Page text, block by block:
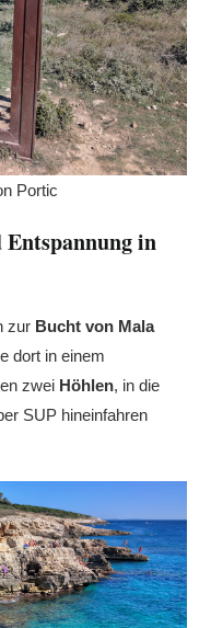
Portic
Entspannung in
zur Bucht von Mala
dort in einem
zwei Höhlen, in die
SUP hineinfahren